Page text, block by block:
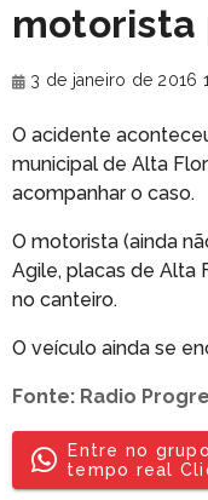
motorista
3 de janeiro de 2016
O acidente
municipal de Alta
acompanhar o caso.
O motorista (ainda
Agile, placas de Alta
no canteiro.
O veículo ainda se
Fonte: Radio
Entre no
tempo real